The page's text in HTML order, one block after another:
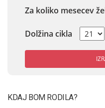
Za koliko mesecev
Dolžina cikla
KDAJ BOM RODILA?